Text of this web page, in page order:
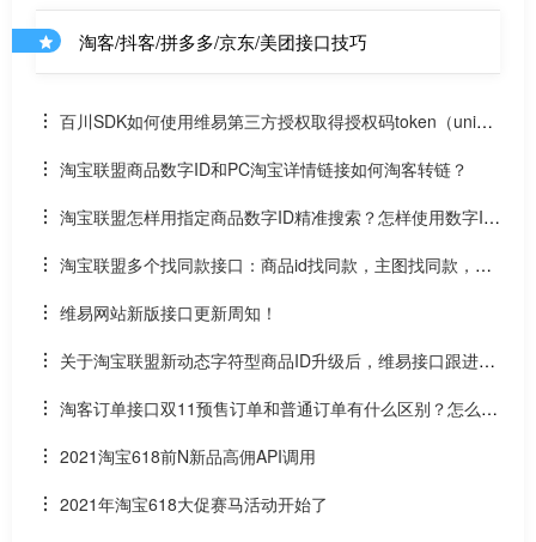
淘客/抖客/拼多多/京东/美团接口技巧
百川SDK如何使用维易第三方授权取得授权码token（uniap
p）淘宝联盟商品数字ID和PC淘宝详情链接如何淘客转链？
淘宝联盟怎样用指定商品数字ID精准搜索？怎样使用数字ID
和场景ID2转链？
淘宝联盟多个找同款接口：商品id找同款，主图找同款，SK
U找同款
维易网站新版接口更新周知！
关于淘宝联盟新动态字符型商品ID升级后，维易接口跟进情
况和API调用说明
淘客订单接口双11预售订单和普通订单有什么区别？怎么区
分是淘客双11预售订单是否已付尾款？预售中支付了定金的宝
贝该如何计算佣金
2021淘宝618前N新品高佣API调用
2021年淘宝618大促赛马活动开始了